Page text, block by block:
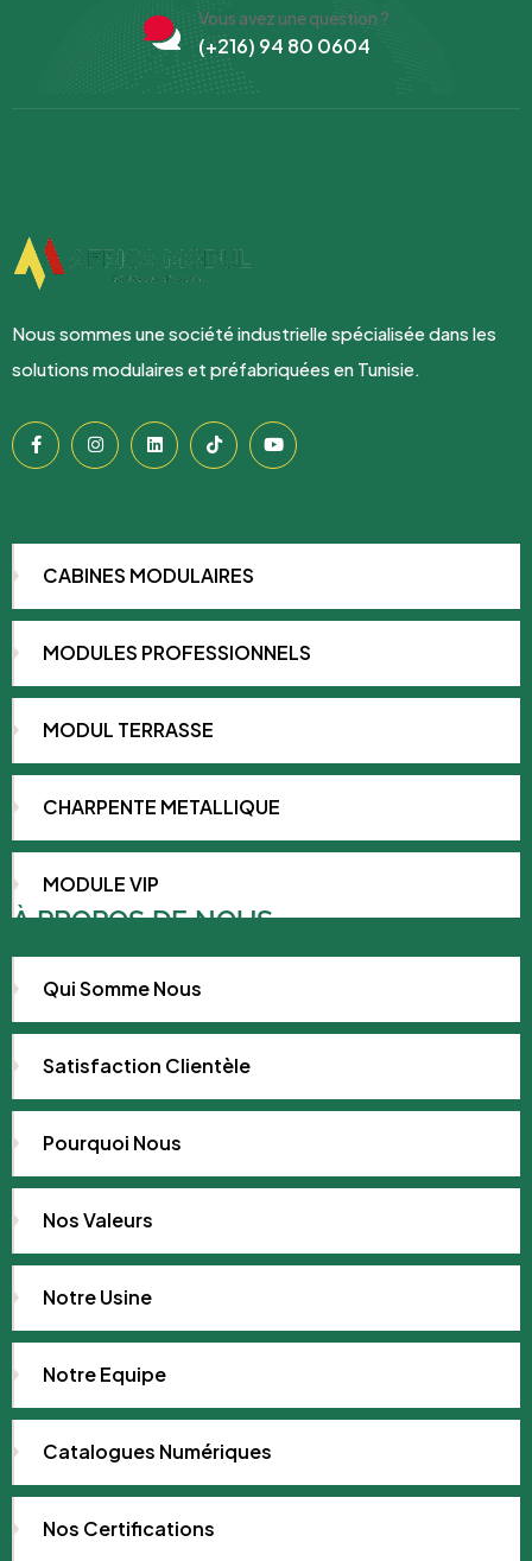
Vous avez une question ?
(+216) 94 80 0604
Nous sommes une société industrielle spécialisée dans les
solutions modulaires et préfabriquées en Tunisie.
CABINES MODULAIRES
MODULES PROFESSIONNELS
MODUL TERRASSE
CHARPENTE METALLIQUE
MODULE VIP
À PROPOS DE NOUS
Qui Somme Nous
Satisfaction Clientèle
Pourquoi Nous
Nos Valeurs
Notre Usine
Notre Equipe
Catalogues Numériques
Nos Certifications